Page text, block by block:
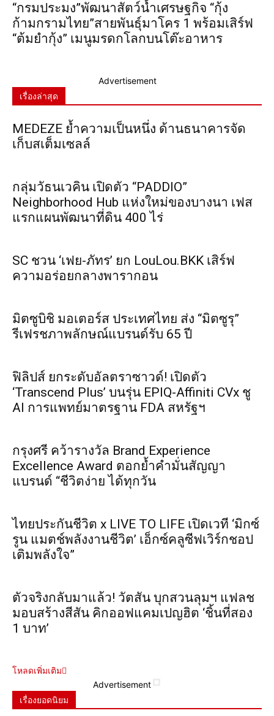
“กรมประมง”พัฒนาสัตว์น้ำเศรษฐกิจ “กุ้ง
ก้ามกรามไทย”สายพันธุ์มาโคร 1 พร้อมเสิร์ฟ
“ต้มยำกุ้ง” เมนูมรดกโลกบนโต๊ะอาหาร
Advertisement
เรื่องล่าสุด
MEDEZE ย้ำความเป็นหนึ่ง ด้านธนาคารจัด
เก็บสเต็มเซลล์
กลุ่มวัธนเวคิน เปิดตัว “PADDIO”
Neighborhood Hub แห่งใหม่ของบางนา เฟส
แรกแผนพัฒนาที่ดิน 400 ไร่
SC ชวน ‘เฟย-ภัทร’ ยก LouLou.BKK เสิร์ฟ
ความอร่อยกลางพารากอน
มิตซูบิชิ มอเตอร์ส ประเทศไทย ส่ง “มิตซูรุ”
รีเฟรชภาพลักษณ์แบรนด์รับ 65 ปี
ฟิลิปส์ ยกระดับอัลตราซาวด์! เปิดตัว
‘Transcend Plus’ บนรุ่น EPIQ-Affiniti CVx ชู
AI การแพทย์มาตรฐาน FDA สหรัฐฯ
กรุงศรี คว้ารางวัล Brand Experience
Excellence Award ตอกย้ำคำมั่นสัญญา
แบรนด์ “ชีวิตง่าย ได้ทุกวัน
ไทยประกันชีวิต x LIVE TO LIFE เปิดเวที ‘มิกซ์
รูน แมตช์พลังงานชีวิต’ เอ็กซ์คลูซีฟเวิร์กชอป
เติมพลังใจ”
ตัวจริงกลับมาแล้ว! วัตสัน บุกสวนลุมฯ แฟลช
มอบสร้างสีสัน คิกออฟแคมเปญฮิต ‘ชิ้นที่สอง
1 บาท’
โหลดเพิ่มเติม
Advertisement
เรื่องยอดนิยม